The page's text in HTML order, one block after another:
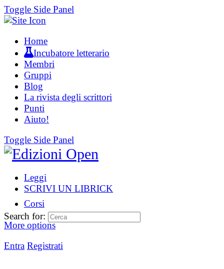
Toggle Side Panel
Home
Incubatore letterario
Membri
Gruppi
Blog
La rivista degli scrittori
Punti
Aiuto!
Toggle Side Panel
Leggi
SCRIVI UN LIBRICK
Corsi
More options
Entra Registrati
Search for: